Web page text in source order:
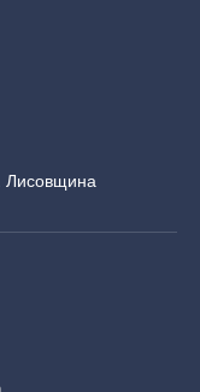
Лисовщина